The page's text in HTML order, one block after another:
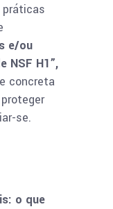
práticas
e/ou
NSF H1”,
concreta
se.
o que